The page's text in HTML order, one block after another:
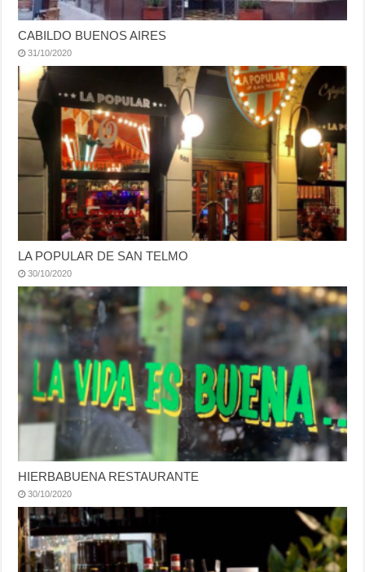
CABILDO BUENOS AIRES
31/10/2020
LA POPULAR DE SAN TELMO
30/10/2020
HIERBABUENA RESTAURANTE
30/10/2020